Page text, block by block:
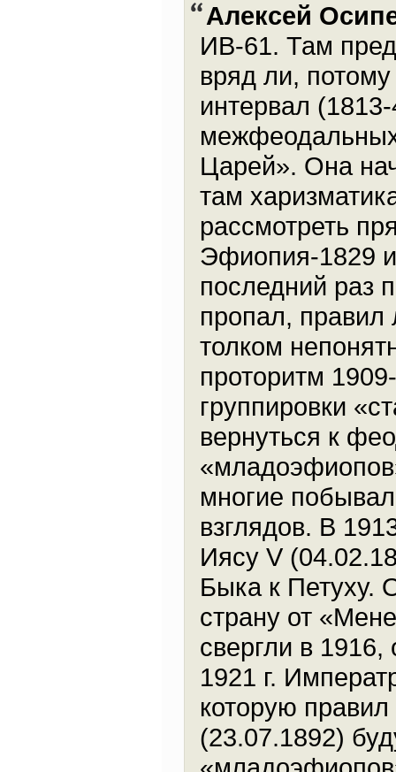
Алексей
ИВ-61. Там
вряд ли,
интервал
Царей». Она
там
рассмотреть
Эфиопия-1829
последний раз
пропал, правил
толком
проторитм
группировки
вернуться к
многие
взглядов. В
Иясу V
Быка к Петуху.
страну от
свергли в
1921 г.
которую
(23.07.1892)